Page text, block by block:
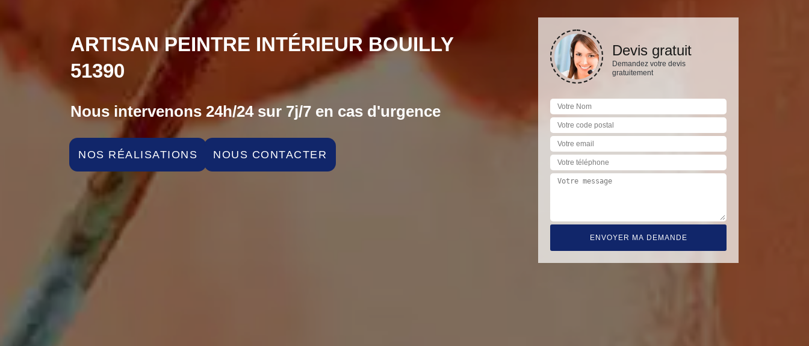
ARTISAN PEINTRE INTÉRIEUR BOUILLY
51390
Nous intervenons 24h/24 sur 7j/7 en cas d'urgence
NOS RÉALISATIONS NOUS CONTACTER
Devis gratuit
Demandez votre devis
gratuitement